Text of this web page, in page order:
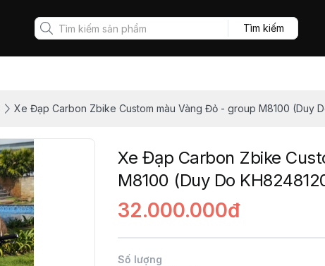
Tìm kiếm
Xe Đạp Carbon Zbike Custom màu Vàng Đỏ - group M8100 (Duy
Xe Đạp Carbon Zbike
M8100 (Duy Do
32.000.000đ
Số lượng